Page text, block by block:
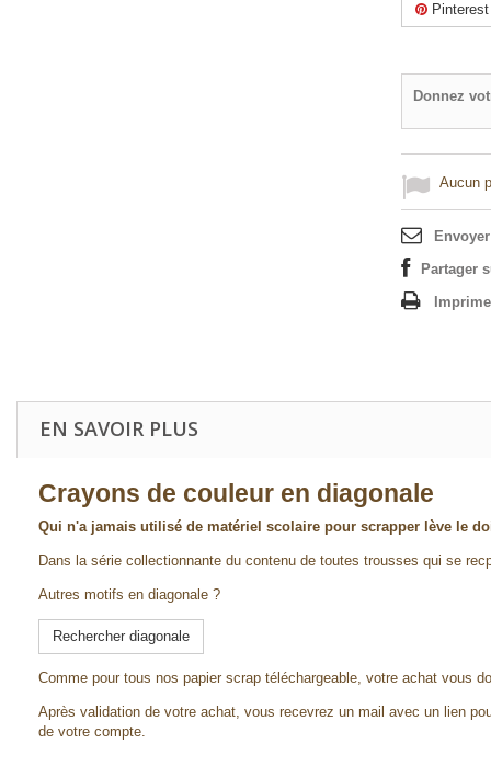
Pinterest
Donnez
Aucun
Partager
EN SAVOIR PLUS
Crayons de couleur en diagonale
Qui n'a jamais utilisé de matériel scolaire pour scrapper lève le
Dans la série collectionnante du contenu de toutes trousses qui se
Autres motifs en diagonale ?
Rechercher diagonale
Comme pour tous nos papier scrap téléchargeable, votre achat vous
Après validation de votre achat, vous recevrez un mail avec un lien
de votre compte.